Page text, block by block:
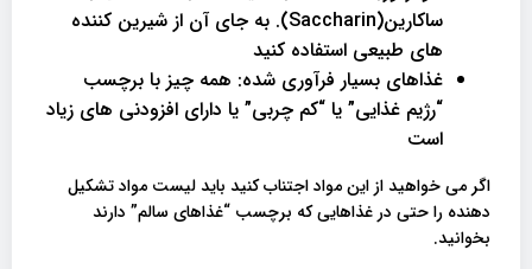
ساکارین(Saccharin). به جای آن از شیرین کننده
های طبیعی استفاده کنید
غذاهای بسیار فرآوری شده: همه چیز با برچسب
“رژیم غذایی” یا “کم چربی” یا دارای افزودنی های زیاد
است
اگر می خواهید از این مواد اجتناب کنید باید لیست مواد تشکیل
دهنده را حتی در غذاهایی که برچسب “غذاهای سالم” دارند
بخوانید.